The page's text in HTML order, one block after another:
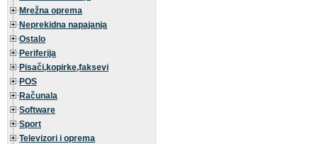
Mrežna oprema
Neprekidna napajanja
Ostalo
Periferija
Pisači,kopirke,faksevi
POS
Računala
Software
Sport
Televizori i oprema